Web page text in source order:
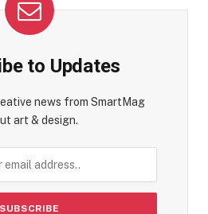
to Updates
news from SmartMag
art & design.